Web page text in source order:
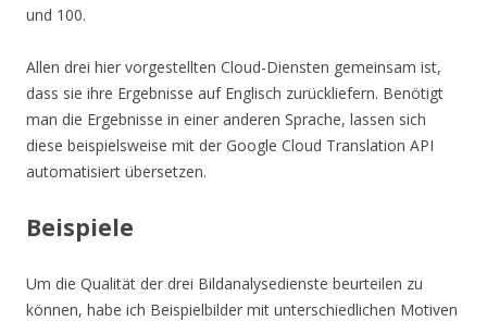
und 100.
Allen drei hier vorgestellten Cloud-Diensten gemeinsam ist,
dass sie ihre Ergebnisse auf Englisch zurückliefern. Benötigt
man die Ergebnisse in einer anderen Sprache, lassen sich
diese beispielsweise mit der Google Cloud Translation API
automatisiert übersetzen.
Beispiele
Um die Qualität der drei Bildanalysedienste beurteilen zu
können, habe ich Beispielbilder mit unterschiedlichen Motiven